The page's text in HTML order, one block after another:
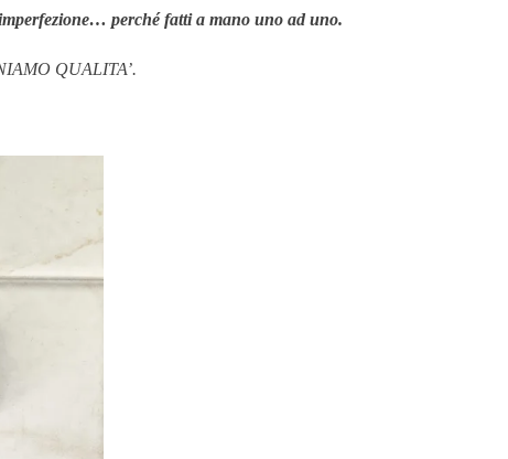
perché fatti a mano uno ad uno.
QUALITA’.